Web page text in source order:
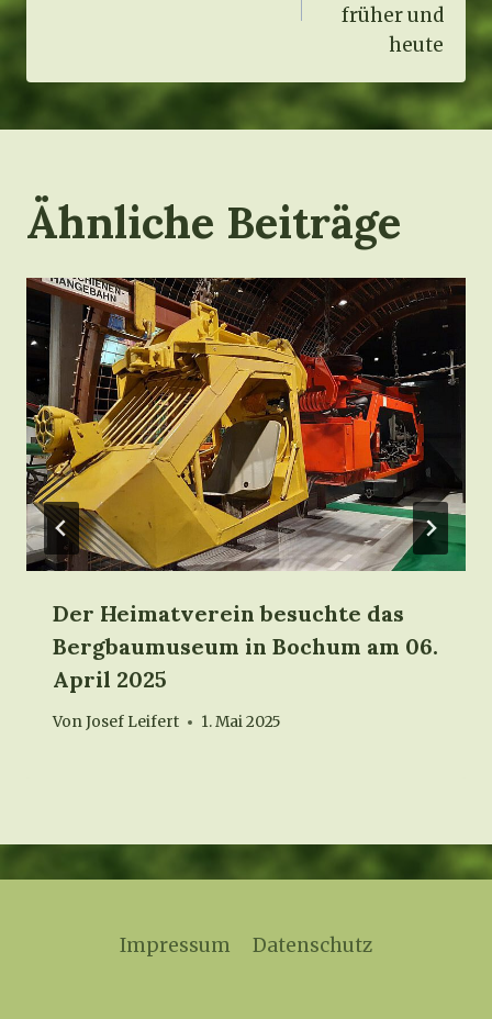
früher und
heute
Ähnliche Beiträge
Der Heimatverein besuchte das
Bergbaumuseum in Bochum am 06.
April 2025
VonJosef Leifert 1. Mai 2025
Impressum Datenschutz